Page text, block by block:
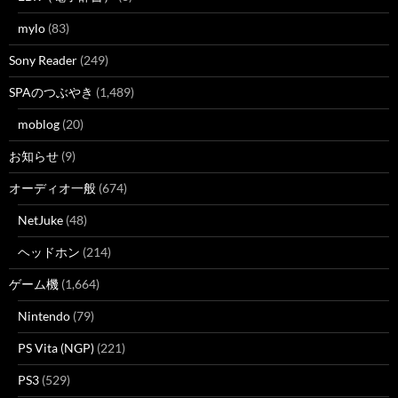
mylo (83)
Sony Reader (249)
SPAのつぶやき (1,489)
moblog (20)
お知らせ (9)
オーディオ一般 (674)
NetJuke (48)
ヘッドホン (214)
ゲーム機 (1,664)
Nintendo (79)
PS Vita (NGP) (221)
PS3 (529)